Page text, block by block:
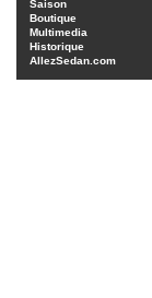
Saison
Boutique
Multimedia
Historique
AllezSedan.com